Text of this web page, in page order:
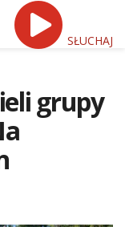
SŁUCHAJ
grupy